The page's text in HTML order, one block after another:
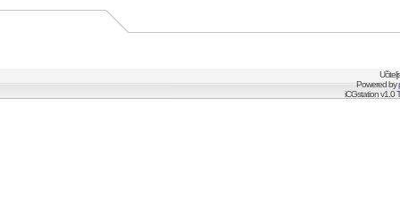
Powered by
iCGstation v1.0